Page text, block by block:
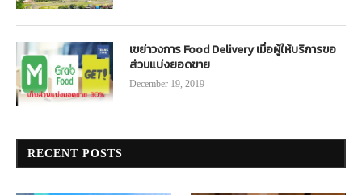
เขย่าวงการ Food Delivery เมื่อผู้ให้บริการขอ
ส่วนแบ่งยอดขาย
December 19, 2019
RECENT POSTS